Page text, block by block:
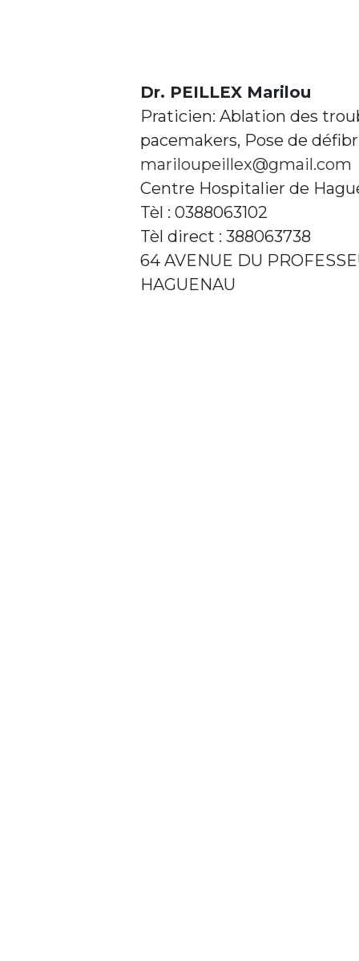
Dr. PEILLEX Marilou
Praticien: Ablation des
pacemakers, Pose de
mariloupeillex@gmail.com
Centre Hospitalier de
Tèl : 0388063102
Tèl direct : 388063738
64 AVENUE DU
HAGUENAU